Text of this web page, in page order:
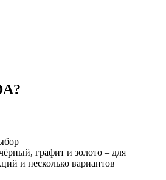
графит и золото – для
и несколько вариантов